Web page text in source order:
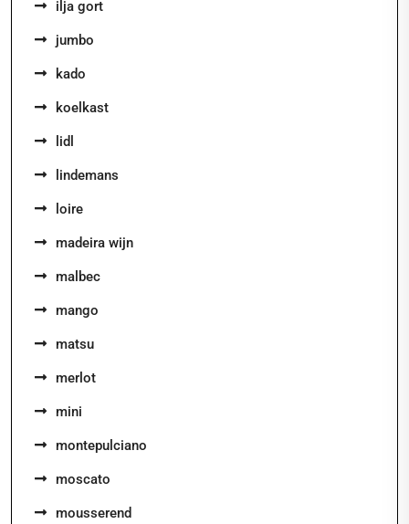
ilja gort
jumbo
kado
koelkast
lidl
lindemans
loire
madeira wijn
malbec
mango
matsu
merlot
mini
montepulciano
moscato
mousserend